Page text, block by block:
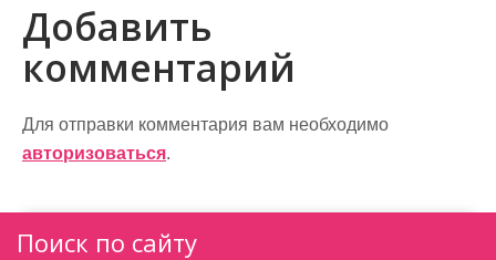
Добавить
комментарий
Для отправки комментария вам необходимо
авторизоваться.
Поиск по сайту